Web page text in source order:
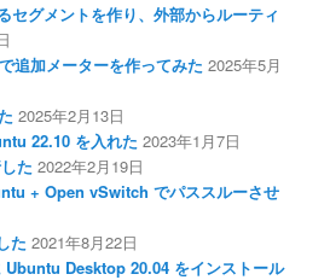
セグメントを作り、外部からルーティ
追加メーターを作ってみた 2025年5月
2025年2月13日
22.10 を入れた 2023年1月7日
た 2022年2月19日
+ Open vSwitch でパススルーさせ
た 2021年8月22日
Desktop 20.04 をインストール